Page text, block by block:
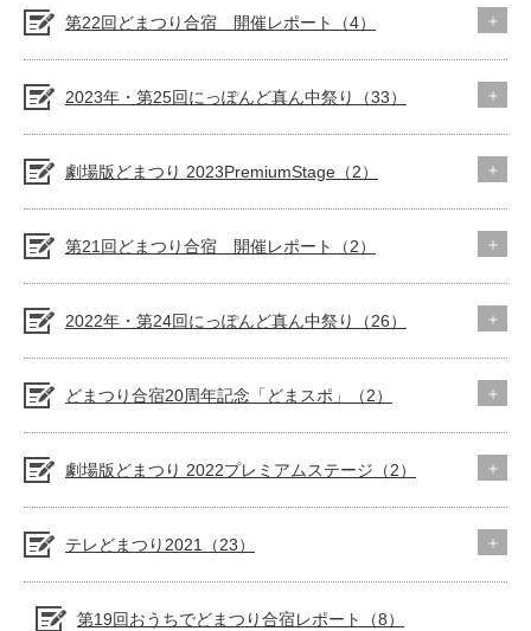
第22回どまつり合宿 開催レポート（4）
2023年・第25回にっぽんど真ん中祭り（33）
劇場版どまつり 2023PremiumStage（2）
第21回どまつり合宿 開催レポート（2）
2022年・第24回にっぽんど真ん中祭り（26）
どまつり合宿20周年記念「どまスポ」（2）
劇場版どまつり 2022プレミアムステージ（2）
テレどまつり2021（23）
第19回おうちでどまつり合宿レポート（8）